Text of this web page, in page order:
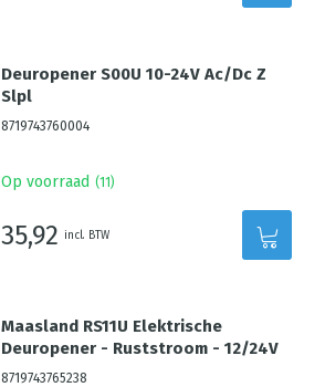
Deuropener S00U 10-24V Ac/Dc Z
Slpl
8719743760004
Op voorraad (11 )
35,92 incl. BTW
Maasland RS11U Elektrische
Deuropener - Ruststroom - 12/24V
8719743765238